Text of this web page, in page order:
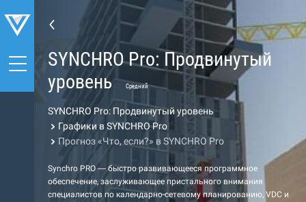
SYNCHRO Pro: Продвинутый
уровень
Средний
SYNCHRO Pro: Продвинутый уровень
Графики в SYNCHRO Pro
Прогноз «Что, если?» в SYNCHRO Pro
Synchro PRO — быстро развивающееся программное
обеспечение, заслуживающее пристального внимания
специалистов по календарно-сетевому планированию, VDC и